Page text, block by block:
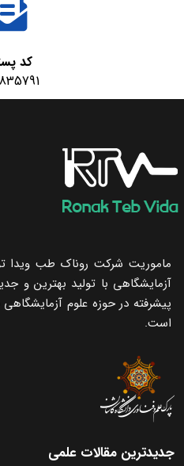
کد
ماموریت شرکت روناک طب ویدا
آزمایشگاهی با تولید بهترین و
پیشرفته در حوزه علوم
است.
جدیدترین مقالات علمی